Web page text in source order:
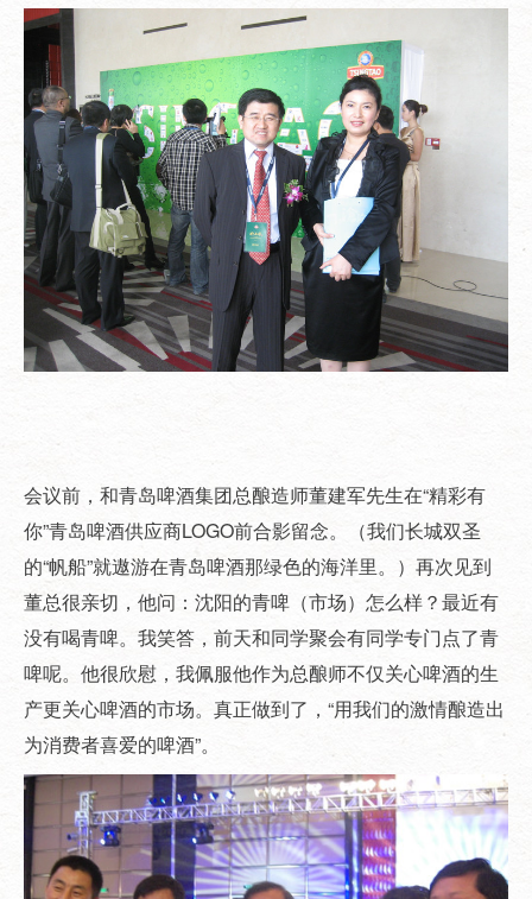
会议前，和青岛啤酒集团总酿造师董建军先生在“精彩有
你”青岛啤酒供应商LOGO前合影留念。（我们长城双圣
的“帆船”就遨游在青岛啤酒那绿色的海洋里。）再次见到
董总很亲切，他问：沈阳的青啤（市场）怎么样？最近有
没有喝青啤。我笑答，前天和同学聚会有同学专门点了青
啤呢。他很欣慰，我佩服他作为总酿师不仅关心啤酒的生
产更关心啤酒的市场。真正做到了，“用我们的激情酿造出
为消费者喜爱的啤酒”。